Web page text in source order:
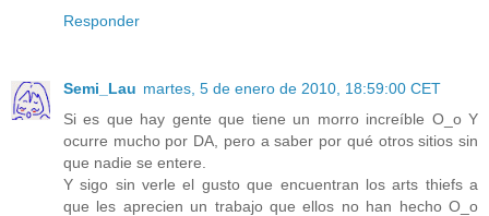
Responder
Semi_Lau martes, 5 de enero de 2010, 18:59:00 CET
Si es que hay gente que tiene un morro increíble O_o Y
ocurre mucho por DA, pero a saber por qué otros sitios sin
que nadie se entere.
Y sigo sin verle el gusto que encuentran los arts thiefs a
que les aprecien un trabajo que ellos no han hecho O_o